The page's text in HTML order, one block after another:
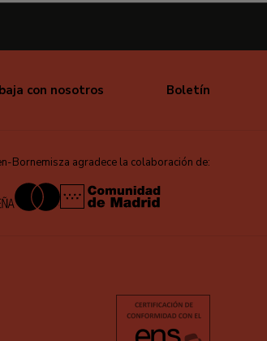
con nosotros Boletín
Bornemisza agradece la colaboración de: